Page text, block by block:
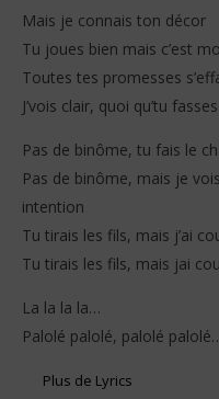
Mais je connais ton décor
Tu joues bien mais c’est
Toutes tes promesses
J’vois clair, quoi qu’tu fasses
Pas de binôme, tu fais le
Pas de binôme, mais je
intention
Tu tirais les fils, mais j’ai
Tu tirais les fils, mais jai
La la la la…
Palolé palolé, palolé
Plus de Lyrics